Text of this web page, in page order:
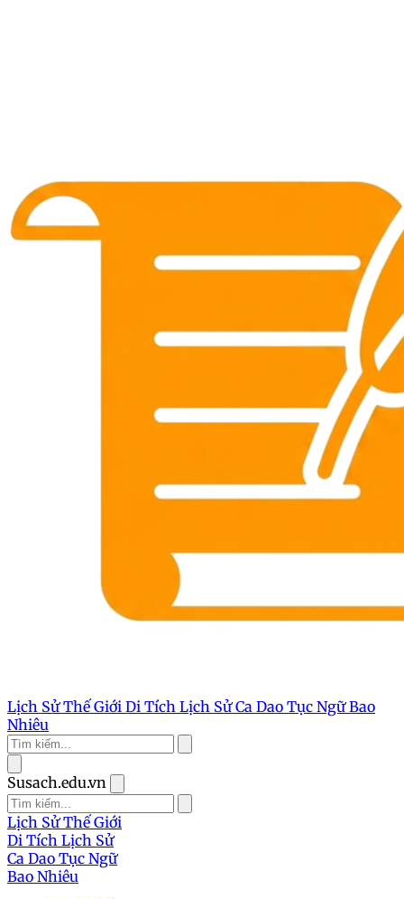
Lịch Sử Thế Giới Di Tích Lịch SửCa Dao Tục NgữBao
Nhiêu
Susach.edu.vn
Lịch Sử Thế Giới
Di Tích Lịch Sử
Ca Dao Tục Ngữ
Bao Nhiêu